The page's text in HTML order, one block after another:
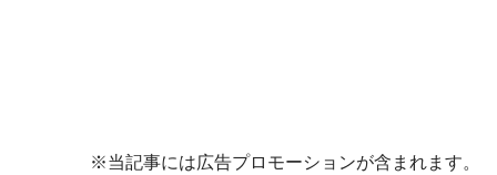
※当記事には広告プロモーションが含まれます。